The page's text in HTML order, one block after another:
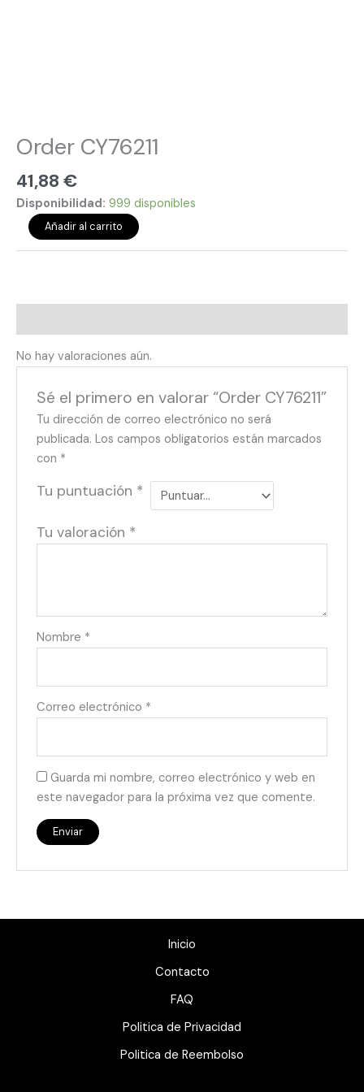
Order CY76211
41,88 €
Disponibilidad: 999 disponibles
Añadir al carrito
No hay valoraciones aún.
Sé el primero en valorar “Order CY76211”
Tu dirección de correo electrónico no será
publicada. Los campos obligatorios están marcados
con *
Tu puntuación *
Tu valoración *
Nombre *
Correo electrónico *
Guarda mi nombre, correo electrónico y web en
este navegador para la próxima vez que comente.
Inicio
Contacto
FAQ
Politica de Privacidad
Politica de Reembolso